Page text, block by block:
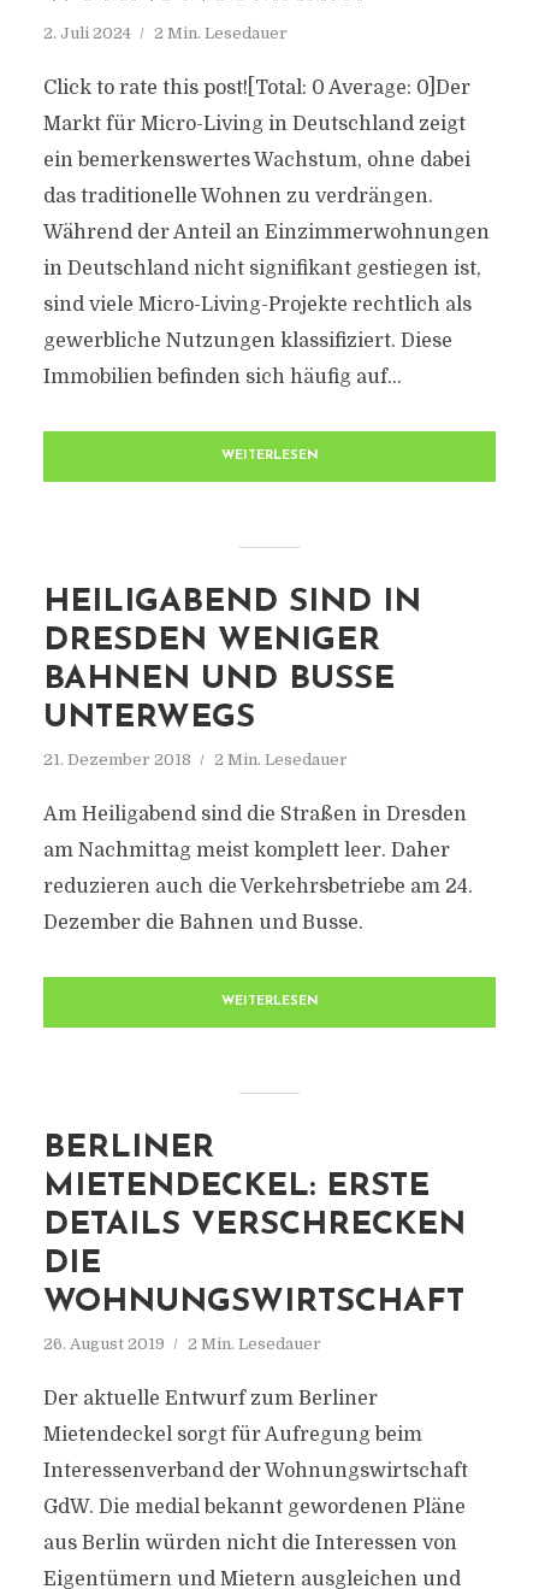
2. Juli 2024 2 Min. Lesedauer
Click to rate this post![Total: 0 Average: 0]Der
Markt für Micro-Living in Deutschland zeigt
ein bemerkenswertes Wachstum, ohne dabei
das traditionelle Wohnen zu verdrängen.
Während der Anteil an Einzimmerwohnungen
in Deutschland nicht signifikant gestiegen ist,
sind viele Micro-Living-Projekte rechtlich als
gewerbliche Nutzungen klassifiziert. Diese
Immobilien befinden sich häufig auf...
WEITERLESEN
HEILIGABEND SIND IN
DRESDEN WENIGER
BAHNEN UND BUSSE
UNTERWEGS
21. Dezember 2018 2 Min. Lesedauer
Am Heiligabend sind die Straßen in Dresden
am Nachmittag meist komplett leer. Daher
reduzieren auch die Verkehrsbetriebe am 24.
Dezember die Bahnen und Busse.
WEITERLESEN
BERLINER
MIETENDECKEL: ERSTE
DETAILS VERSCHRECKEN
DIE
WOHNUNGSWIRTSCHAFT
26. August 2019 2 Min. Lesedauer
Der aktuelle Entwurf zum Berliner
Mietendeckel sorgt für Aufregung beim
Interessenverband der Wohnungswirtschaft
GdW. Die medial bekannt gewordenen Pläne
aus Berlin würden nicht die Interessen von
Eigentümern und Mietern ausgleichen und